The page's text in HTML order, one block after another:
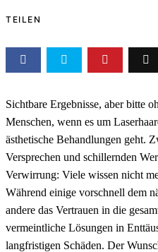
TEILEN
Sichtbare Ergebnisse, aber bitte
Menschen, wenn es um
ästhetische Behandlungen geht.
Versprechen und schillernden
Verwirrung: Viele wissen nicht
Während einige vorschnell dem
andere das Vertrauen in die
vermeintliche Lösungen in
langfristigen Schäden. Der